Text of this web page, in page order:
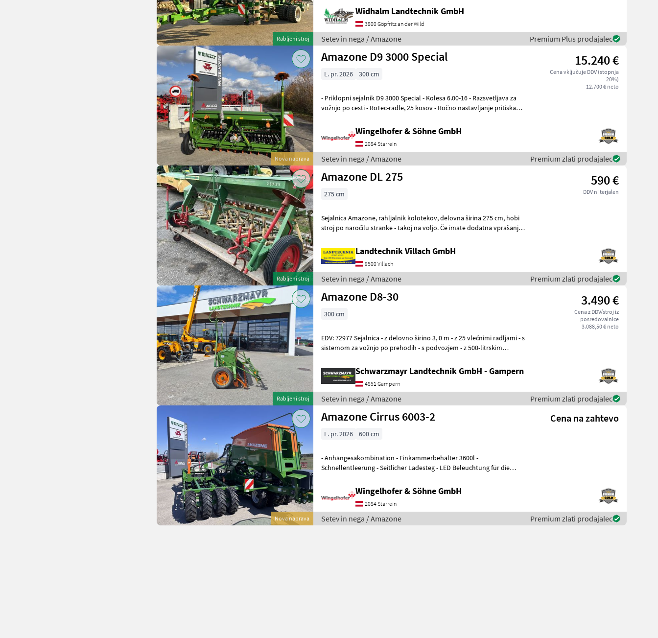
Rabljeni stroj
Widhalm Landtechnik GmbH
3800 Göpfritz an der Wild
Setev in nega / Amazone Premium Plus prodajalec
Nova naprava
Amazone D9 3000 Special 15.240 €
Cena vključuje DDV (stopnja
20%)
12.700 € neto
L. pr. 2026 300 cm
- Priklopni sejalnik D9 3000 Special - Kolesa 6.00-16 - Razsvetljava za
vožnjo po cesti - RoTec-radle, 25 kosov - Ročno nastavljanje pritiska
Wingelhofer & Söhne GmbH
2084 Starrein
Setev in nega / Amazone Premium zlati prodajalec
Rabljeni stroj
Amazone DL 275 590 €
DDV ni terjalen
275 cm
Sejalnica Amazone, rahljalnik kolotekov, delovna širina 275 cm, hobi
stroj po naročilu stranke - takoj na voljo. Če imate dodatna vprašanja,
Landtechnik Villach GmbH
9500 Villach
Setev in nega / Amazone Premium zlati prodajalec
Rabljeni stroj
Amazone D8-30 3.490 €
Cena z DDV/stroj iz
posredovalnice
3.088,50 € neto
300 cm
EDV: 72977 Sejalnica - z delovno širino 3, 0 m - z 25 vlečnimi radljami - s
sistemom za vožnjo po prehodih - s podvozjem - z 500-litrskim
Schwarzmayr Landtechnik GmbH - Gampern
4851 Gampern
Setev in nega / Amazone Premium zlati prodajalec
Nova naprava
Amazone Cirrus 6003-2 Cena na zahtevo
L. pr. 2026 600 cm
- Anhängesäkombination - Einkammerbehälter 3600l -
Schnellentleerung - Seitlicher Ladesteg - LED Beleuchtung für die
Wingelhofer & Söhne GmbH
2084 Starrein
Setev in nega / Amazone Premium zlati prodajalec